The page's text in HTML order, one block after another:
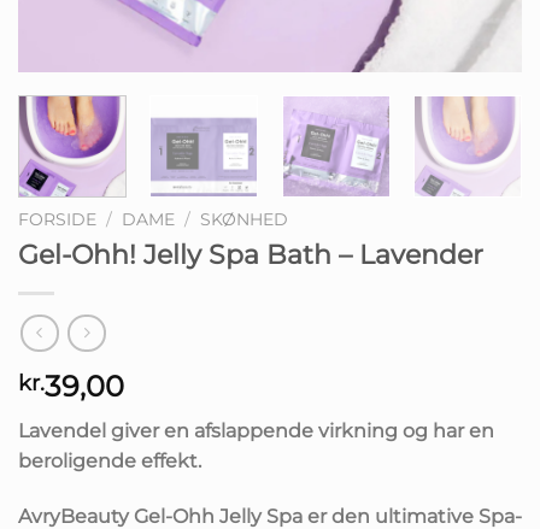
FORSIDE / DAME / SKØNHED
Gel-Ohh! Jelly Spa Bath – Lavender
kr.39,00
Lavendel giver en afslappende virkning og har en
beroligende effekt.
AvryBeauty Gel-Ohh Jelly Spa er den ultimative Spa-